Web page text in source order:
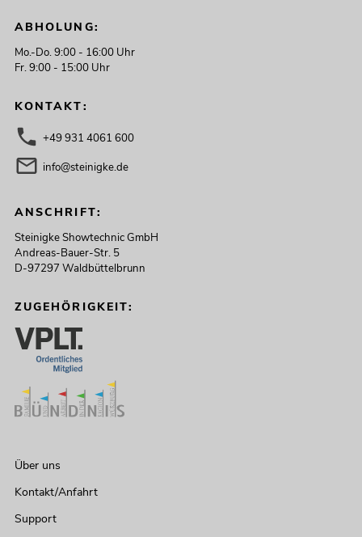
ABHOLUNG:
Mo.-Do. 9:00 - 16:00 Uhr
Fr. 9:00 - 15:00 Uhr
KONTAKT:
+49 931 4061 600
info@steinigke.de
ANSCHRIFT:
Steinigke Showtechnic GmbH
Andreas-Bauer-Str. 5
D-97297 Waldbüttelbrunn
ZUGEHÖRIGKEIT:
Über uns
Kontakt/Anfahrt
Support